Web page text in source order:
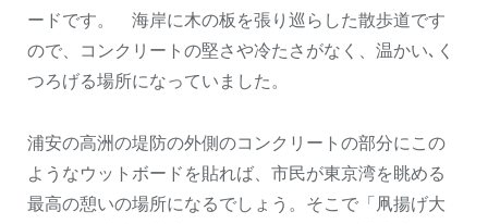
ードです。 海岸に木の板を張り巡らした散歩道です
ので、コンクリートの堅さや冷たさがなく、温かい､く
つろげる場所になっていました。
浦安の高洲の堤防の外側のコンクリートの部分にこの
ようなウットボードを貼れば、市民が東京湾を眺める
最高の憩いの場所になるでしょう。そこで「凧揚げ大